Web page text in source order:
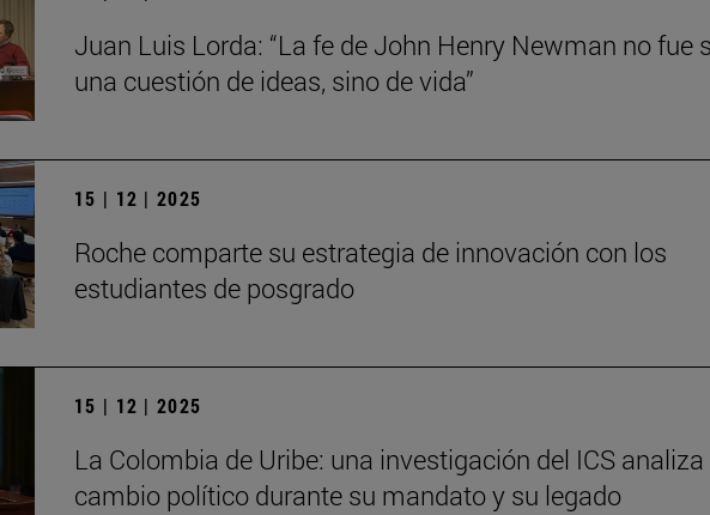
Juan Luis Lorda: “La fe de John Henry Newman no fue
una cuestión de ideas, sino de vida”
15 | 12 | 2025
Roche comparte su estrategia de innovación con los
estudiantes de posgrado
15 | 12 | 2025
La Colombia de Uribe: una investigación del ICS analiza
cambio político durante su mandato y su legado